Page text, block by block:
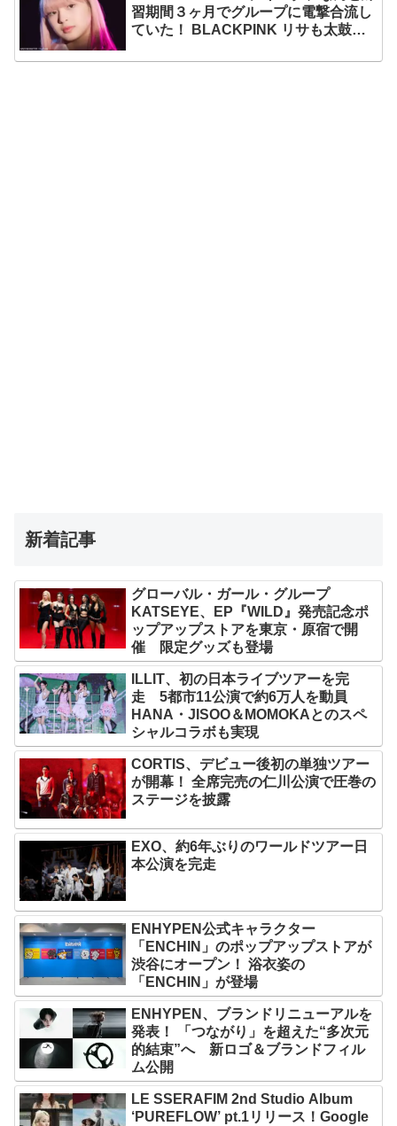
習期間３ヶ月でグループに電撃合流し
ていた！ BLACKPINK リサも太鼓
唸らせる
新着記事
グローバル・ガール・グループ
KATSEYE、EP『WILD』発売記念ポ
ップアップストアを東京・原宿で開
催 限定グッズも登場
ILLIT、初の日本ライブツアーを完
走 5都市11公演で約6万人を動員
HANA・JISOO＆MOMOKAとのスペ
シャルコラボも実現
CORTIS、デビュー後初の単独ツアー
が開幕！ 全席完売の仁川公演で圧巻の
ステージを披露
EXO、約6年ぶりのワールドツアー日
本公演を完走
ENHYPEN公式キャラクター
「ENCHIN」のポップアップストアが
渋谷にオープン！ 浴衣姿の
「ENCHIN」が登場
ENHYPEN、ブランドリニューアルを
発表！ 「つながり」を超えた“多次元
的結束”へ 新ロゴ＆ブランドフィル
ム公開
LE SSERAFIM 2nd Studio Album
‘PUREFLOW’ pt.1リリース！Google